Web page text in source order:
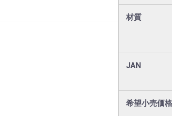
材質
JAN
希望小売価格